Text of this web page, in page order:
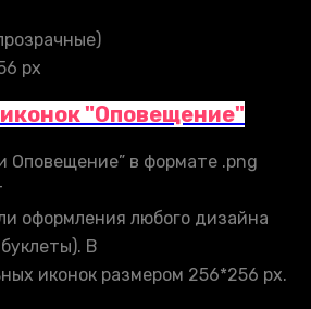
px
"Оповещение"
Оповещение” в формате .png
оформления любого дизайна
В
иконок размером 256*256 px.